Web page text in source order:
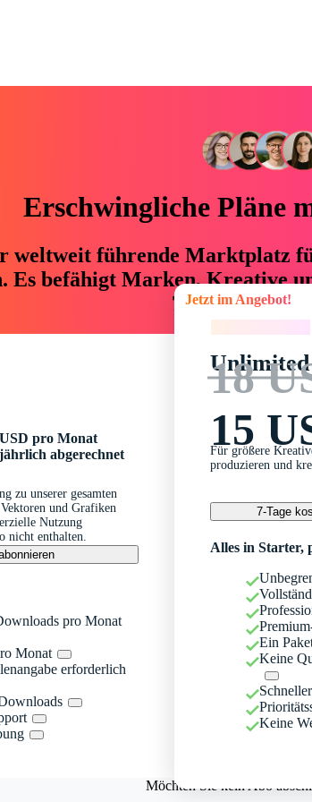
Erschwingliche Pläne
weltweit führende Marktplatz
Es befähigt Marken, Kreative
76 % an Zeit
USD pro Monat
jährlich abgerechnet
zu unserer gesamten
und Grafiken
Nutzung
nicht enthalten.
pro Monat
Monat
erforderlich
Jetzt im Angebot!
Unlimited
18
15
Für größere
produzieren und
7-Tage
Alles in Starter,
Ein
Keine
Keine
Möchten Sie kein Abo